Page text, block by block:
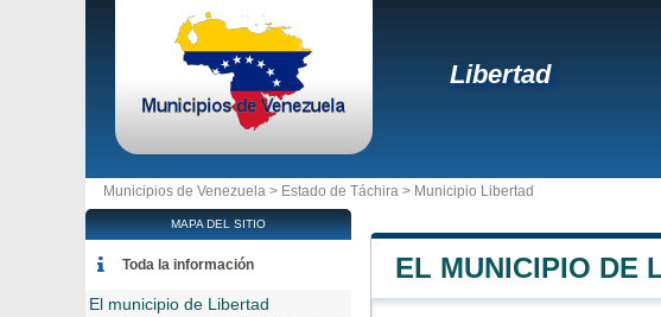
Libertad
Municipios de Venezuela > Estado de Táchira > Municipio Libertad
EL MUNICIPIO DE
MAPA DEL SITIO
Toda la información
El municipio de Libertad